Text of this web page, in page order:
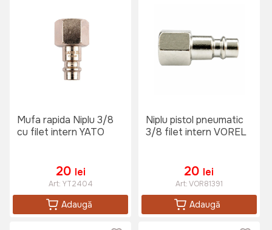
Mufa rapida Niplu 3/8
cu filet intern YATO
20 lei
Art: YT2404
Adaugă
Niplu pistol pneumatic
3/8 filet intern VOREL
20 lei
Art:VOR81391
Adaugă